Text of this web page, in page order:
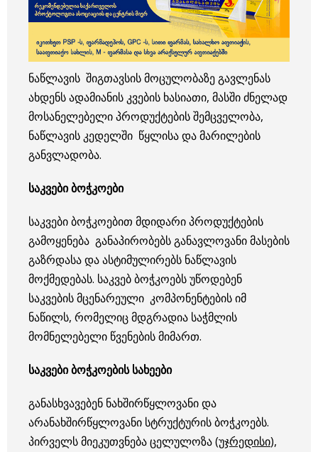
ნაწლავის შიგთავსის მოცულობაზე გავლენას
ახდენს ადამიანის კვების ხასიათი, მასში ძნელად
მოსანელებელი პროდუქტების შემცველობა,
ნაწლავის კედელში წყლისა და მარილების
განვლადობა.
საკვები ბოჭკოები
საკვები ბოჭკოებით მდიდარი პროდუქტების
გამოყენება განაპირობებს განავლოვანი მასების
გაზრდასა და ასტიმულირებს ნაწლავის
მოქმედებას. საკვებ ბოჭკოებს უწოდებენ
საკვების მცენარეული კომპონენტების იმ
ნაწილს, რომელიც მდგრადია საჭმლის
მომნელებელი წვენების მიმართ.
საკვები ბოჭკოების სახეები
განასხვავებენ ნახშირწყლოვანი და
არანახშირწყლოვანი სტრუქტურის ბოჭკოებს.
პირველს მიეკუთვნება ცელულოზა (უჯრედისი),